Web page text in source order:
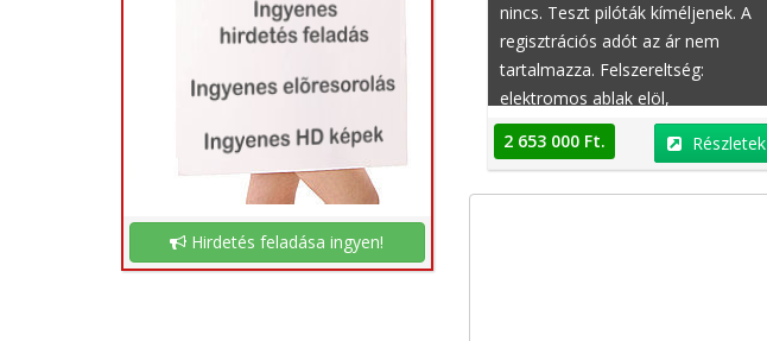
Hirdetés feladása ingyen!
nincs. Teszt pilóták kíméljenek. A
regisztrációs adót az ár nem
tartalmazza. Felszereltség:
elektromos ablak elöl,
jobbkormányos, távolságtartó
tempomat, rablásgátló,
2 653 000 Ft. Részletek